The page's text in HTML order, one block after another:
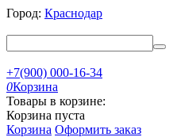
Город: Краснодар
+7(900) 000-16-34
0Корзина
Товары в корзине:
Корзина пуста
Корзина Оформить заказ